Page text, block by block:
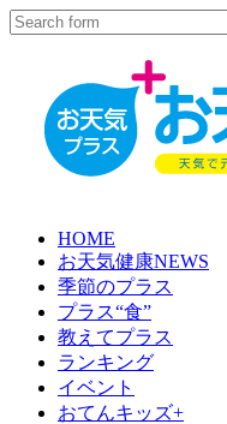
HOME
お天気健康NEWS
季節のプラス
プラス“食”
教えてプラス
ランキング
イベント
おてんキッズ+